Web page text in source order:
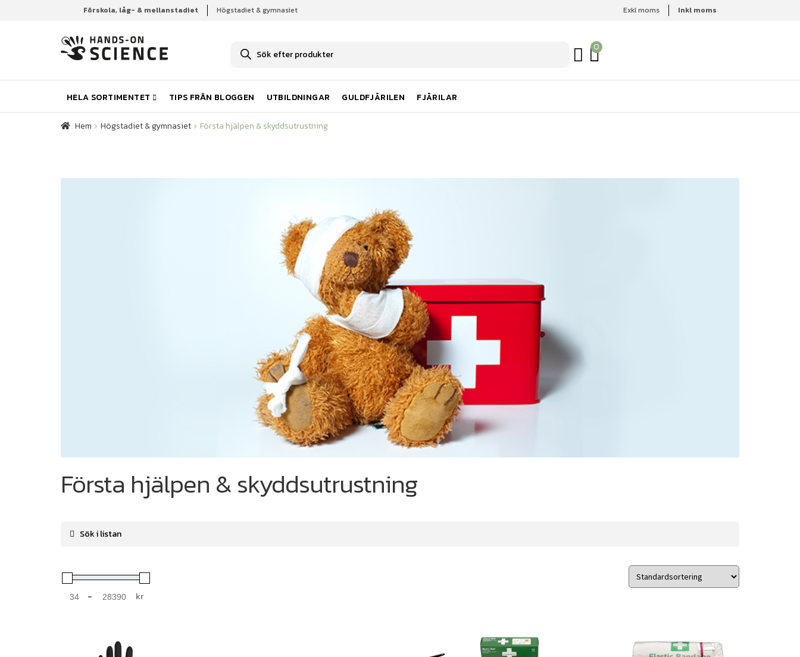
Förskola, låg- & mellanstadiet Högstadiet & gymnasiet Exkl moms Inkl moms
u
k
t
s
ö
k
0
HELA SORTIMENTET TIPS FRÅN BLOGGEN UTBILDNINGAR GULDFJÄRILEN FJÄRILAR
Hem Högstadiet & gymnasiet Första hjälpen & skyddsutrustning
Hem Högstadiet & gymnasiet Första hjälpen & skyddsutrustning
Första hjälpen & skyddsutrustning
Minimum Price
- Maximum Price
kr